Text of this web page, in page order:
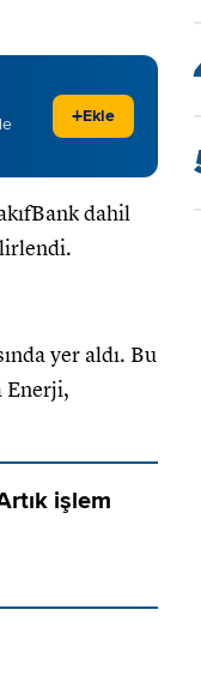
+Ekle
dahil
yer aldı. Bu
Enerji,
işlem